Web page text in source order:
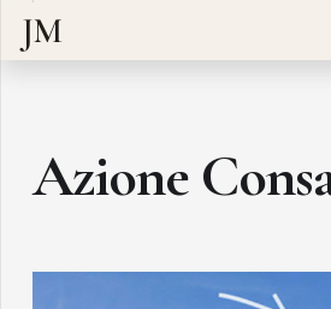
JM
Azione